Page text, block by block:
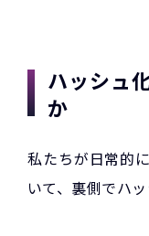
ハッシュ
か
私たちが日常的
いて、裏側でハ